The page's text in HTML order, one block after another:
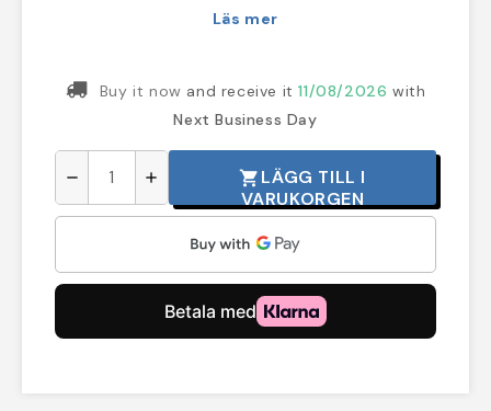
Läs mer
Buy it now and receive it11/08/2026 with
Next Business Day
remove add shopping_cart LÄGG TILL I
VARUKORGEN